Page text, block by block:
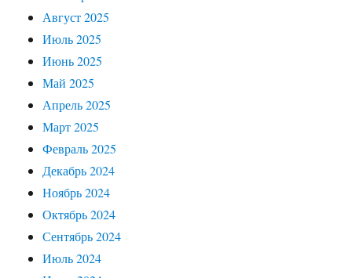
Август 2025
Июль 2025
Июнь 2025
Май 2025
Апрель 2025
Март 2025
Февраль 2025
Декабрь 2024
Ноябрь 2024
Октябрь 2024
Сентябрь 2024
Июль 2024